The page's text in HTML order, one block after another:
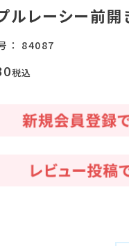
ルレーシー前開
84087
税込